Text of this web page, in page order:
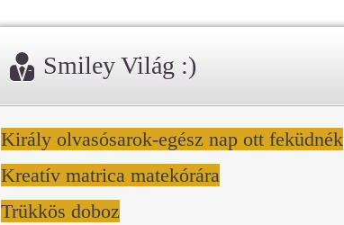
Smiley Világ :)
Király olvasósarok-egész nap ott feküdnék
Kreatív matrica matekórára
Trükkös doboz